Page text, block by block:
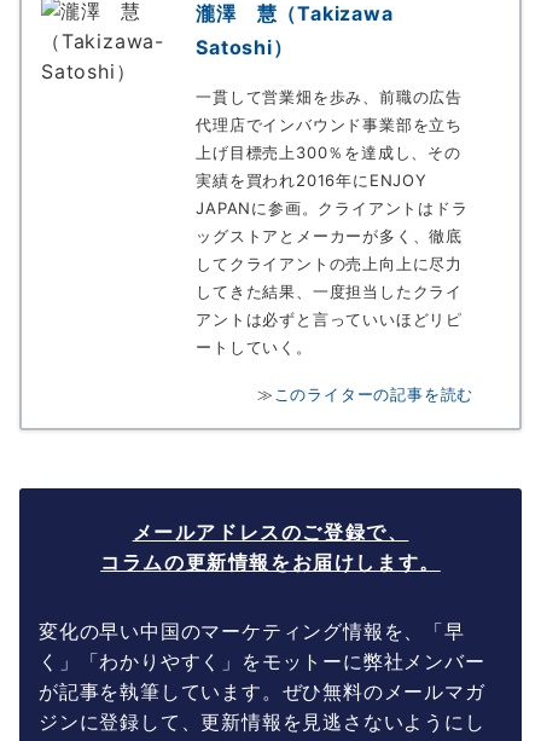
瀧澤 慧（Takizawa
Satoshi）
一貫して営業畑を歩み、前職の広告
代理店でインバウンド事業部を立ち
上げ目標売上300％を達成し、その
実績を買われ2016年にENJOY
JAPANに参画。クライアントはドラ
ッグストアとメーカーが多く、徹底
してクライアントの売上向上に尽力
してきた結果、一度担当したクライ
アントは必ずと言っていいほどリピ
ートしていく。
≫ このライターの記事を読む
メールアドレスのご登録で、
コラムの更新情報をお届けします。
変化の早い中国のマーケティング情報を、「早
く」「わかりやすく」をモットーに弊社メンバー
が記事を執筆しています。ぜひ無料のメールマガ
ジンに登録して、更新情報を見逃さないようにし